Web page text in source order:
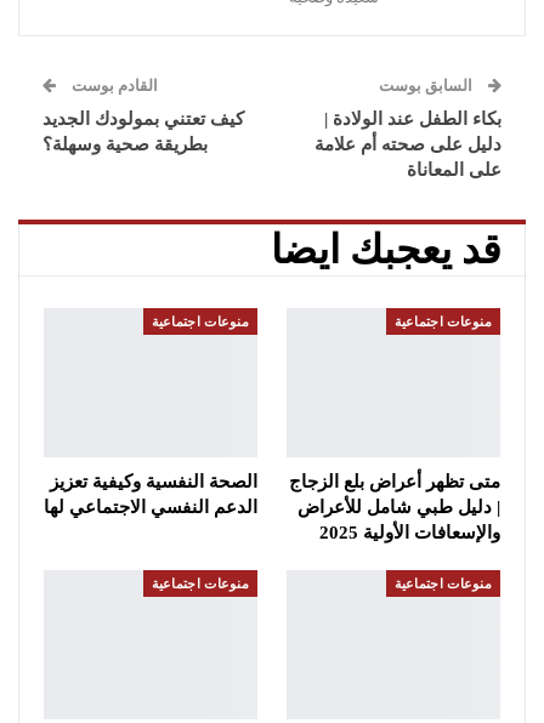
السابق بوست
بكاء الطفل عند الولادة |
دليل على صحته أم علامة
على المعاناة
القادم بوست
كيف تعتني بمولودك الجديد
بطريقة صحية وسهلة؟
قد يعجبك ايضا
منوعات اجتماعية
متى تظهر أعراض بلع الزجاج
| دليل طبي شامل للأعراض
والإسعافات الأولية 2025
منوعات اجتماعية
الصحة النفسية وكيفية تعزيز
الدعم النفسي الاجتماعي لها
منوعات اجتماعية منوعات اجتماعية